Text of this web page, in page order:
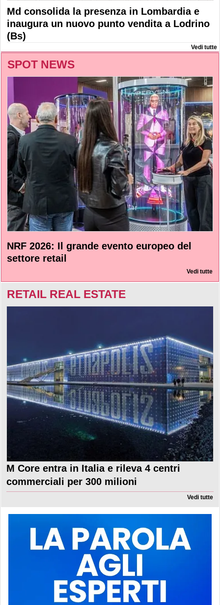
Md consolida la presenza in Lombardia e
inaugura un nuovo punto vendita a Lodrino
(Bs)
Vedi tutte
SPOT NEWS
NRF 2026: Il grande evento europeo del
settore retail
Vedi tutte
RETAIL REAL ESTATE
M Core entra in Italia e rileva 4 centri
commerciali per 300 milioni
Vedi tutte